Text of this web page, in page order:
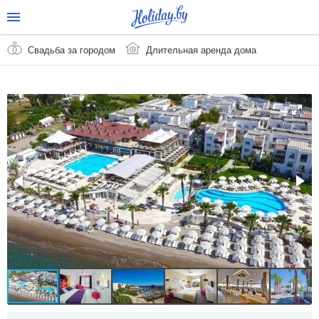
Свадьба за городом Длительная аренда дома